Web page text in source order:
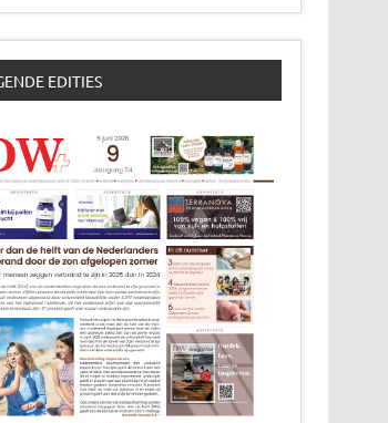
EDITIES